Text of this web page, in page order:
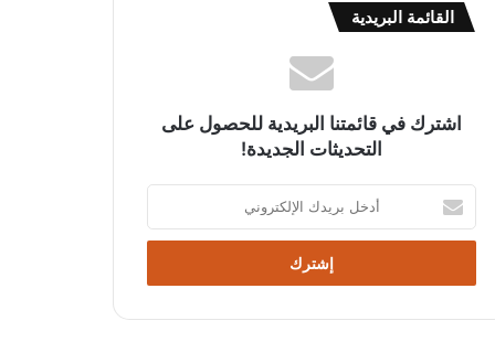
القائمة البريدية
اشترك في قائمتنا البريدية للحصول على
التحديثات الجديدة!
بريدك
الإلكتروني